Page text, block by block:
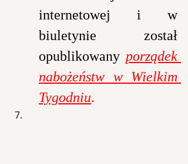
internetowej i w
biuletynie został
opublikowany porządek
nabożeństw w Wielkim
Tygodniu.